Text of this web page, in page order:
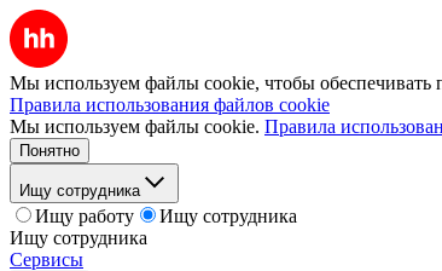
Мы используем файлы cookie, чтобы обеспечивать
Правила использования файлов cookie
Мы используем файлы cookie. Правила
Понятно
Ищу сотрудника
Ищу работу
Ищу сотрудника
Ищу сотрудника
Сервисы